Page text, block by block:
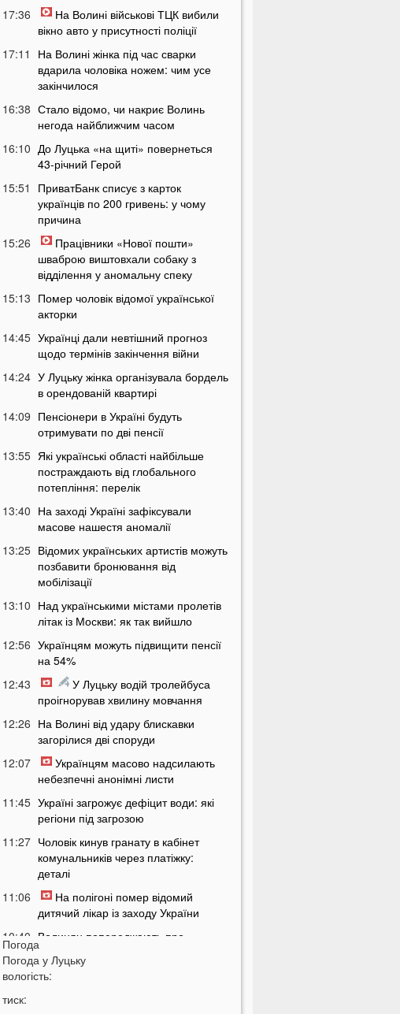
17:36
На Волині військові ТЦК вибили
вікно авто у присутності поліції
17:11
На Волині жінка під час сварки
вдарила чоловіка ножем: чим усе
закінчилося
16:38 Стало відомо, чи накриє Волинь
негода найближчим часом
16:10 До Луцька «на щиті» повернеться
43-річний Герой
15:51
ПриватБанк списує з карток
українців по 200 гривень: у чому
причина
15:26
Працівники «Нової пошти»
шваброю виштовхали собаку з
відділення у аномальну спеку
15:13 Помер чоловік відомої української
акторки
14:45 Українці дали невтішний прогноз
щодо термінів закінчення війни
14:24 У Луцьку жінка організувала бордель
в орендованій квартирі
14:09 Пенсіонери в Україні будуть
отримувати по дві пенсії
13:55 Які українські області найбільше
постраждають від глобального
потепління: перелік
13:40 На заході Україні зафіксували
масове нашестя аномалії
13:25 Відомих українських артистів можуть
позбавити бронювання від
мобілізації
13:10 Над українськими містами пролетів
літак із Москви: як так вийшло
12:56 Українцям можуть підвищити пенсії
на 54%
12:43
У Луцьку водій тролейбуса
проігнорував хвилину мовчання
12:26 На Волині від удару блискавки
загорілися дві споруди
12:07
Українцям масово надсилають
небезпечні анонімні листи
11:45 Україні загрожує дефіцит води: які
регіони під загрозою
11:27 Чоловік кинув гранату в кабінет
комунальників через платіжку:
деталі
11:06
На полігоні помер відомий
дитячий лікар із заходу України
10:40 Волинян попереджають про
серйозну небезпеку на трасі біля
Луцька
Погода
Погода у Луцьку
вологість:
тиск: